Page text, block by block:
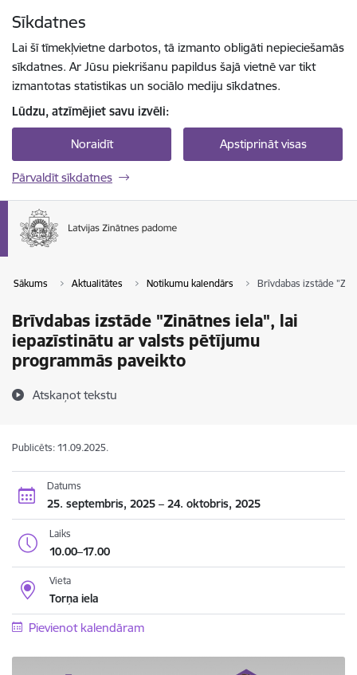
Sīkdatnes
Lai šī tīmekļvietne darbotos, tā izmanto obligāti nepieciešamās
sīkdatnes. Ar Jūsu piekrišanu papildus šajā vietnē var tikt
izmantotas statistikas un sociālo mediju sīkdatnes.
Lūdzu, atzīmējiet savu izvēli:
Noraidīt Apstiprināt visas
Pārvaldīt sīkdatnes
Sākums Aktualitātes Notikumu kalendārs Brīvdabas izstāde
Brīvdabas izstāde "Zinātnes iela", lai
iepazīstinātu ar valsts pētījumu
programmās paveikto
Atskaņot tekstu
Publicēts: 11.09.2025.
Datums
25. septembris, 2025 – 24. oktobris, 2025
Laiks
10.00–17.00
Vieta
Torņa iela
Pievienot kalendāram